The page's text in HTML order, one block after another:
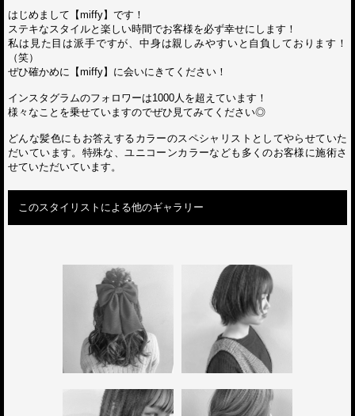
はじめまして【miffy】です！
ステキなスタイルと楽しい時間でお客様を必ず幸せにします！
私は見た目は派手ですが、中身は親しみやすいと自負しております！
（笑）
ぜひ確かめに【miffy】に会いにきてください！
インスタグラムのフォロワーは1000人を超えています！
様々なことを乗せていますのでぜひ見てみてください◎
どんな髪色にもお答えするカラーのスペシャリストとしてやらせていた
だいています。特殊な、ユニコーンカラーなども多くのお客様に施術さ
せていただいています。
このスタイリストによる他のギャラリー